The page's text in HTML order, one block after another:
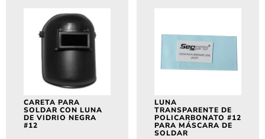
CARETA PARA
SOLDAR CON LUNA
DE VIDRIO NEGRA
#12
LUNA
TRANSPARENTE DE
POLICARBONATO #12
PARA MÁSCARA DE
SOLDAR